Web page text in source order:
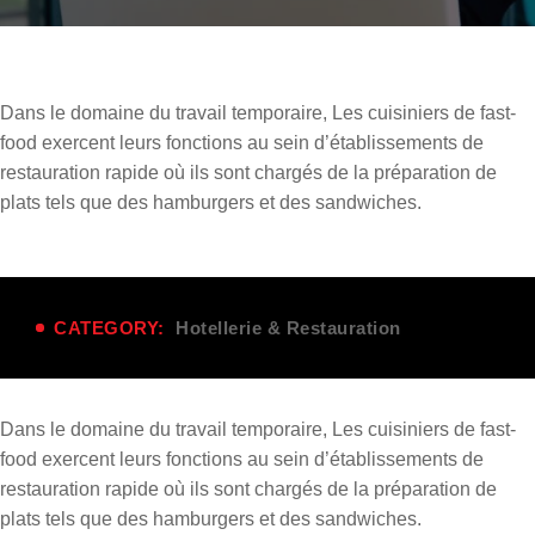
Dans le domaine du travail temporaire, Les cuisiniers de fast-
food exercent leurs fonctions au sein d’établissements de
restauration rapide où ils sont chargés de la préparation de
plats tels que des hamburgers et des sandwiches.
CATEGORY: Hotellerie & Restauration
Dans le domaine du travail temporaire, Les cuisiniers de fast-
food exercent leurs fonctions au sein d’établissements de
restauration rapide où ils sont chargés de la préparation de
plats tels que des hamburgers et des sandwiches.